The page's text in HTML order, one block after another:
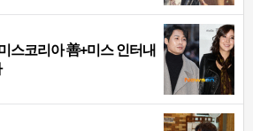
스코리아 善+미스 인터내